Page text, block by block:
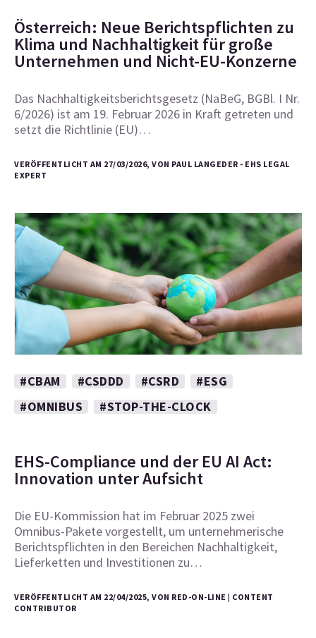
Österreich: Neue Berichtspflichten zu
Klima und Nachhaltigkeit für große
Unternehmen und Nicht-EU-Konzerne
Das Nachhaltigkeitsberichtsgesetz (NaBeG, BGBl. I Nr.
6/2026) ist am 19. Februar 2026 in Kraft getreten und
setzt die Richtlinie (EU)…
VERÖFFENTLICHT AM 27/03/2026, VON PAUL LANGEDER - EHS LEGAL
EXPERT
#CBAM #CSDDD #CSRD
#ESG
#OMNIBUS
#STOP-THE-CLOCK
EHS-Compliance und der EU AI Act:
Innovation unter Aufsicht
Die EU-Kommission hat im Februar 2025 zwei
Omnibus-Pakete vorgestellt, um unternehmerische
Berichtspflichten in den Bereichen Nachhaltigkeit,
Lieferketten und Investitionen zu…
VERÖFFENTLICHT AM 22/04/2025, VON RED-ON-LINE | CONTENT
CONTRIBUTOR